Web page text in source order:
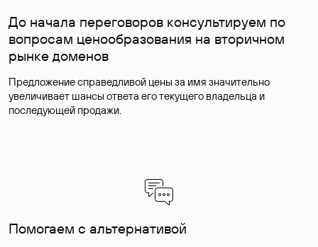
До начала переговоров консультируем по
вопросам ценообразования на вторичном
рынке доменов
Предложение справедливой цены за имя значительно
увеличивает шансы ответа его текущего владельца и
последующей продажи.
Помогаем с альтернативой